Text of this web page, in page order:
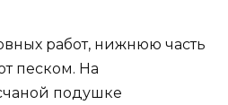
работ, нижнюю часть
песком. На
подушке